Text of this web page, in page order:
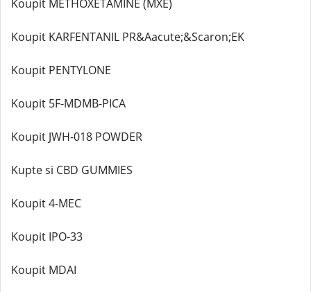
Koupit METHOXETAMINE (MXE)
Koupit KARFENTANIL PR&Aacute;&Scaron;EK
Koupit PENTYLONE
Koupit 5F-MDMB-PICA
Koupit JWH-018 POWDER
Kupte si CBD GUMMIES
Koupit 4-MEC
Koupit IPO-33
Koupit MDAI